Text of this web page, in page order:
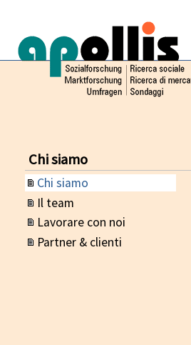
Chi siamo
Chi siamo
Il team
Lavorare con noi
Partner & clienti